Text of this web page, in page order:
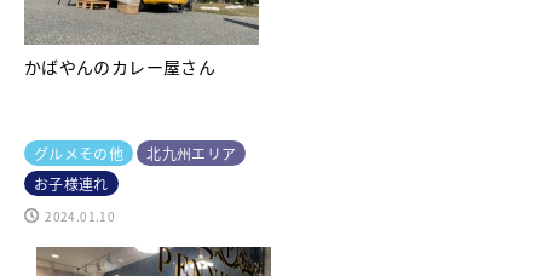
かばやんのカレー屋さん
グルメその他
北九州エリア
お子様連れ
2024.01.10